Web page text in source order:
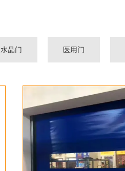
水晶门 医用门